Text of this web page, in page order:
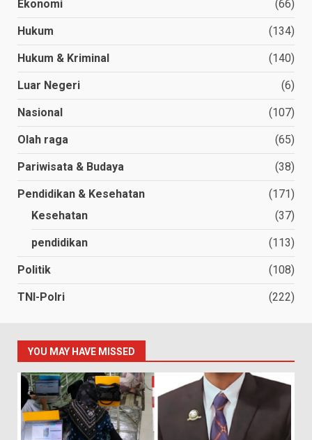
Ekonomi (66)
Hukum (134)
Hukum & Kriminal (140)
Luar Negeri (6)
Nasional (107)
Olah raga (65)
Pariwisata & Budaya (38)
Pendidikan & Kesehatan
(171)
Kesehatan
(37)
pendidikan (113)
Politik (108)
TNI-Polri (222)
YOU MAY HAVE MISSED